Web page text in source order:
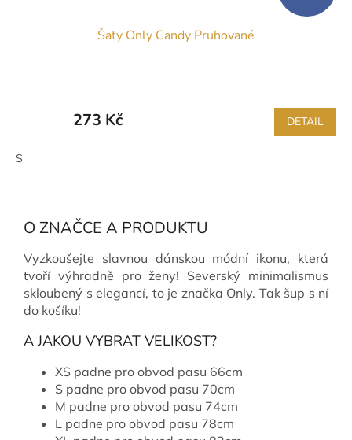
Šaty Only Candy Pruhované
273 Kč DETAIL
S
O ZNAČCE A PRODUKTU
Vyzkoušejte slavnou dánskou módní ikonu, která
tvoří výhradně pro ženy! Severský minimalismus
skloubený s elegancí, to je značka Only. Tak šup s ní
do košíku!
A JAKOU VYBRAT VELIKOST?
XS padne pro obvod pasu 66cm
S padne pro obvod pasu 70cm
M padne pro obvod pasu 74cm
L padne pro obvod pasu 78cm